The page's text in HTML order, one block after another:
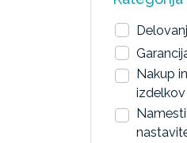
Nakup
izdelkov